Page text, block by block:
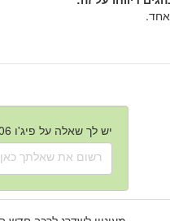
יש לך שאלה על פיג'ו 106 1996 - 2000 יד שנייה?